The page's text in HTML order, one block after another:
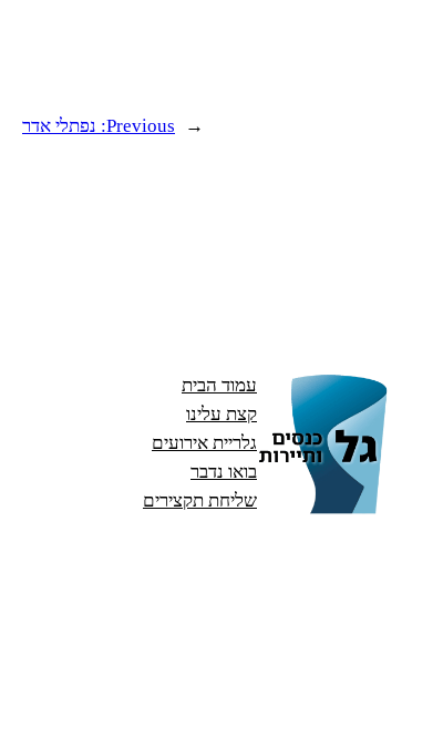
←
Previous: נפתלי אדר
עמוד הבית
קצת עלינו
גלריית אירועים
בואו נדבר
שליחת תקצירים